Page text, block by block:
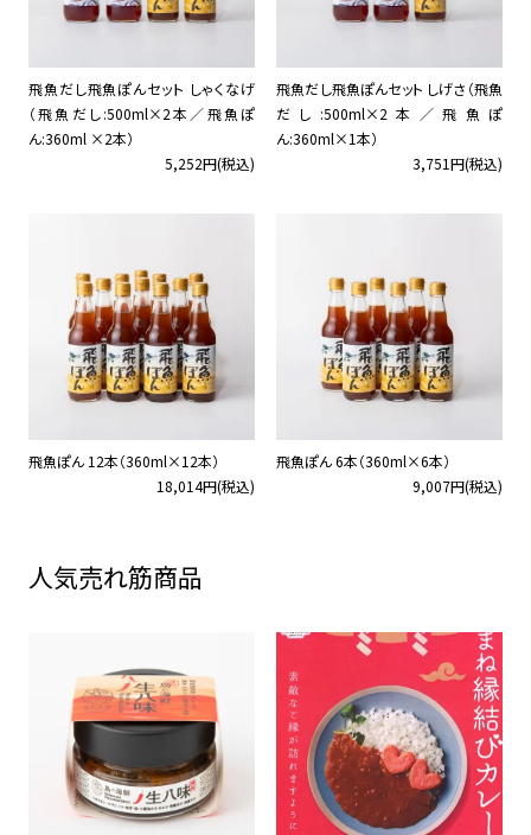
飛魚だし飛魚ぽんセット しゃくなげ
（飛魚だし:500ml×2本／飛魚ぽ
ん:360ml ×2本）
5,252円(税込)
飛魚だし飛魚ぽんセット しげさ（飛魚
だし:500ml×2本／飛魚ぽ
ん:360ml×1本）
3,751円(税込)
飛魚ぽん 12本（360ml×12本）
18,014円(税込)
飛魚ぽん 6本（360ml×6本）
9,007円(税込)
人気売れ筋商品